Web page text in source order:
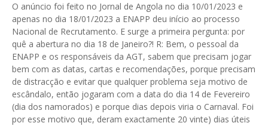
O anúncio foi feito no Jornal de Angola no dia 10/01/2023 e
apenas no dia 18/01/2023 a ENAPP deu início ao processo
Nacional de Recrutamento. E surge a primeira pergunta: por
quê a abertura no dia 18 de Janeiro?! R: Bem, o pessoal da
ENAPP e os responsáveis da AGT, sabem que precisam jogar
bem com as datas, cartas e recomendações, porque precisam
de distracção e evitar que qualquer problema seja motivo de
escândalo, então jogaram com a data do dia 14 de Fevereiro
(dia dos namorados) e porque dias depois viria o Carnaval. Foi
por esse motivo que, deram exactamente 20 vinte) dias úteis